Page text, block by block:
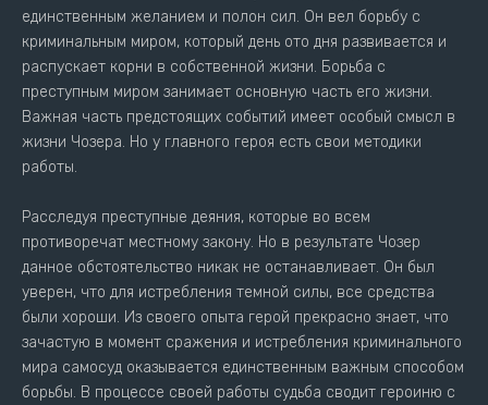
единственным желанием и полон сил. Он вел борьбу с
криминальным миром, который день ото дня развивается и
распускает корни в собственной жизни. Борьба с
преступным миром занимает основную часть его жизни.
Важная часть предстоящих событий имеет особый смысл в
жизни Чозера. Но у главного героя есть свои методики
работы.
Расследуя преступные деяния, которые во всем
противоречат местному закону. Но в результате Чозер
данное обстоятельство никак не останавливает. Он был
уверен, что для истребления темной силы, все средства
были хороши. Из своего опыта герой прекрасно знает, что
зачастую в момент сражения и истребления криминального
мира самосуд оказывается единственным важным способом
борьбы. В процессе своей работы судьба сводит героиню с